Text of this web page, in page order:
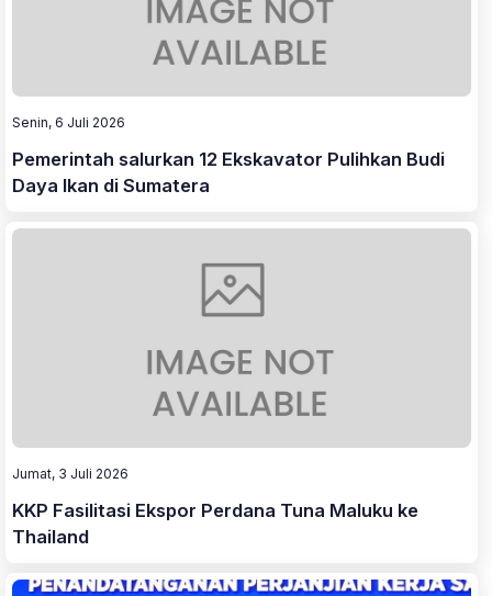
Senin, 6 Juli 2026
Pemerintah salurkan 12 Ekskavator Pulihkan Budi
Daya Ikan di Sumatera
Jumat, 3 Juli 2026
KKP Fasilitasi Ekspor Perdana Tuna Maluku ke
Thailand